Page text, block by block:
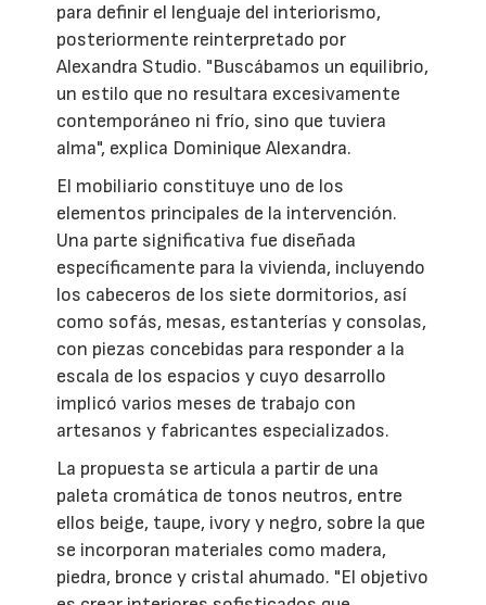
para definir el lenguaje del interiorismo,
posteriormente reinterpretado por
Alexandra Studio. "Buscábamos un equilibrio,
un estilo que no resultara excesivamente
contemporáneo ni frío, sino que tuviera
alma", explica Dominique Alexandra.
El mobiliario constituye uno de los
elementos principales de la intervención.
Una parte significativa fue diseñada
específicamente para la vivienda, incluyendo
los cabeceros de los siete dormitorios, así
como sofás, mesas, estanterías y consolas,
con piezas concebidas para responder a la
escala de los espacios y cuyo desarrollo
implicó varios meses de trabajo con
artesanos y fabricantes especializados.
La propuesta se articula a partir de una
paleta cromática de tonos neutros, entre
ellos beige, taupe, ivory y negro, sobre la que
se incorporan materiales como madera,
piedra, bronce y cristal ahumado. "El objetivo